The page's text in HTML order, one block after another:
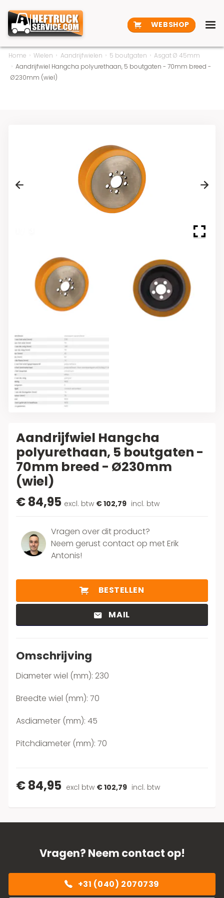
WEBSHOP
Home Wielen Aandrijfwielen 5 boutgaten
Asgat Ø 45mm
Aandrijfwiel Hangcha polyurethaan, 5 boutgaten - 70mm breed -
Ø230mm (wiel)
Previous Next
Aandrijfwiel Hangcha
polyurethaan, 5 boutgaten -
70mm breed - Ø230mm
(wiel)
€ 84,95 excl. btw € 102,79 incl. btw
Vragen over dit product?
Neem gerust contact op met Erik
Antonis!
BESTELLEN
MAIL
Omschrijving
Diameter wiel (mm): 230
Breedte wiel (mm): 70
Asdiameter (mm): 45
Pitchdiameter (mm): 70
€ 84,95 excl btw € 102,79 incl. btw
Vragen? Neem contact op!
+31 (040) 2070739